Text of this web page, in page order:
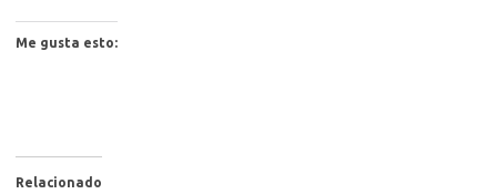
Me gusta esto:
Relacionado